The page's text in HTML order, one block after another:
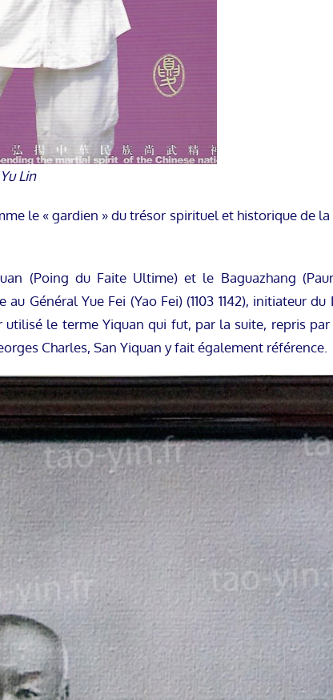
Lin
le « gardien » du trésor spirituel et historique de la
(Poing du Faite Ultime) et le Baguazhang
Général Yue Fei (Yao Fei) (1103 1142), initiateur du
le terme Yiquan qui fut, par la suite, repris par
Charles, San Yiquan y fait également référence.